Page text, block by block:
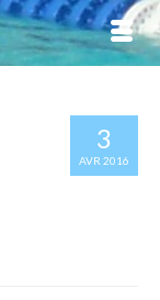
3
AVR 2016